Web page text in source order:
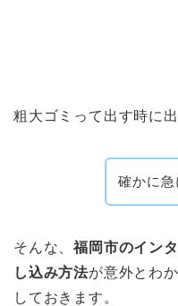
粗大ゴミって出す時に
確かに急
そんな、福岡市のイン
し込み方法が意外とわ
しておきます。